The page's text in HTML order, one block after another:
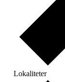
Lokaliteter